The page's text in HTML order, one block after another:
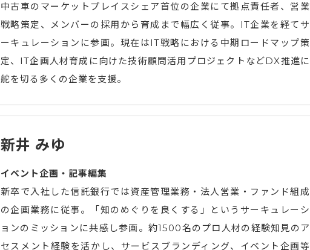
中古車のマーケットプレイスシェア首位の企業にて拠点責任者、営業
戦略策定、メンバーの採用から育成まで幅広く従事。IT企業を経てサ
ーキュレーションに参画。現在はIT戦略における中期ロードマップ策
定、IT企画人材育成に向けた技術顧問活用プロジェクトなどDX推進に
舵を切る多くの企業を支援。
新井 みゆ
イベント企画・記事編集
新卒で入社した信託銀行では資産管理業務・法人営業・ファンド組成
の企画業務に従事。「知のめぐりを良くする」というサーキュレーシ
ョンのミッションに共感し参画。約1500名のプロ人材の経験知見のア
セスメント経験を活かし、サービスブランディング、イベント企画等